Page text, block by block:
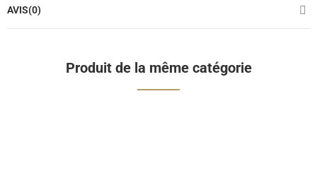
AVIS(0)
Produit de la même catégorie